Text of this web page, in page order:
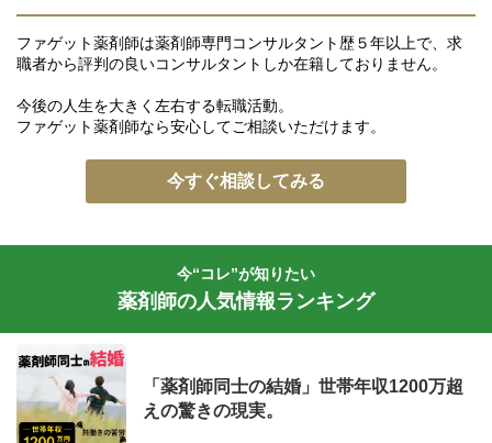
ファゲット薬剤師は薬剤師専門コンサルタント歴５年以上で、求
職者から評判の良いコンサルタントしか在籍しておりません。
今後の人生を大きく左右する転職活動。
ファゲット薬剤師なら安心してご相談いただけます。
今すぐ相談してみる
今“コレ”が知りたい
薬剤師の人気情報ランキング
「薬剤師同士の結婚」世帯年収1200万超
えの驚きの現実。